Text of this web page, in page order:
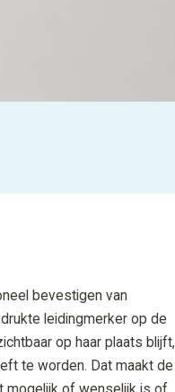
bevestigen van
leidingmerker op de
op haar plaats blijft,
te worden. Dat maakt de